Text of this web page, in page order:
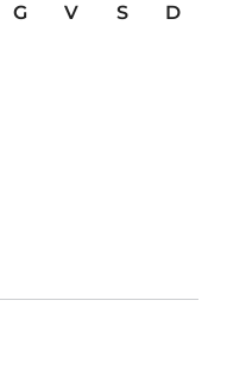
G V S
D